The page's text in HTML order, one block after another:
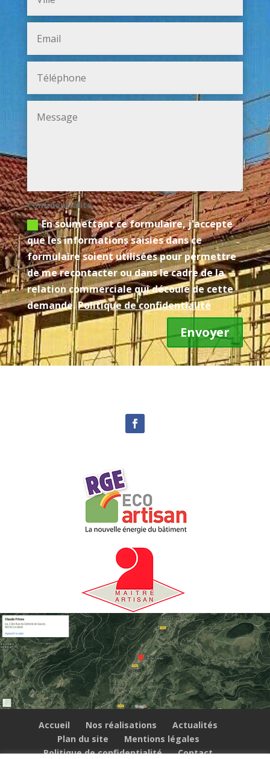
Confidentialité
En soumettant ce formulaire, j'accepte
que les informations saisies dans ce
formulaire soient utilisées pour permettre
de me recontacter ou dans le cadre de la
relation commerciale qui découle de cette
demande.Politique de confidentialité
Envoyer
Accueil Nos réalisations
Actualités
Plan du site
Mentions légales
Politique de confidentialité
Contact